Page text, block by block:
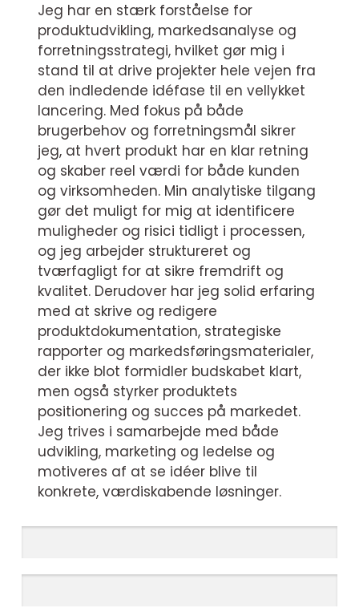
Jeg har en stærk forståelse for
produktudvikling, markedsanalyse og
forretningsstrategi, hvilket gør mig i
stand til at drive projekter hele vejen fra
den indledende idéfase til en vellykket
lancering. Med fokus på både
brugerbehov og forretningsmål sikrer
jeg, at hvert produkt har en klar retning
og skaber reel værdi for både kunden
og virksomheden. Min analytiske tilgang
gør det muligt for mig at identificere
muligheder og risici tidligt i processen,
og jeg arbejder struktureret og
tværfagligt for at sikre fremdrift og
kvalitet. Derudover har jeg solid erfaring
med at skrive og redigere
produktdokumentation, strategiske
rapporter og markedsføringsmaterialer,
der ikke blot formidler budskabet klart,
men også styrker produktets
positionering og succes på markedet.
Jeg trives i samarbejde med både
udvikling, marketing og ledelse og
motiveres af at se idéer blive til
konkrete, værdiskabende løsninger.